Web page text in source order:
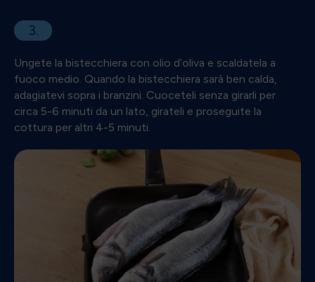
3.
Ungete la bistecchiera con olio d’oliva e scaldatela a
fuoco medio. Quando la bistecchiera sarà ben calda,
adagiatevi sopra i branzini. Cuoceteli senza girarli per
circa 5-6 minuti da un lato, girateli e proseguite la
cottura per altri 4-5 minuti.